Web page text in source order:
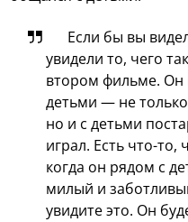
Если бы вы
увидели то, чего
втором фильме. Он
детьми — не
но и с детьми
играл. Есть что-то,
когда он рядом с
милый и
увидите это. Он